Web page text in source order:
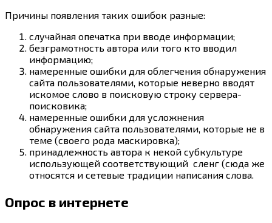
Причины появления таких ошибок разные:
случайная опечатка при вводе информации;
безграмотность автора или того кто вводил
информацию;
намеренные ошибки для облегчения обнаружения
сайта пользователями, которые неверно вводят
искомое слово в поисковую строку сервера-
поисковика;
намеренные ошибки для усложнения
обнаружения сайта пользователями, которые не в
теме (своего рода маскировка);
принадлежность автора к некой субкультуре
использующей соответствующий сленг (сюда же
относятся и сетевые традиции написания слова.
Опрос в интернете